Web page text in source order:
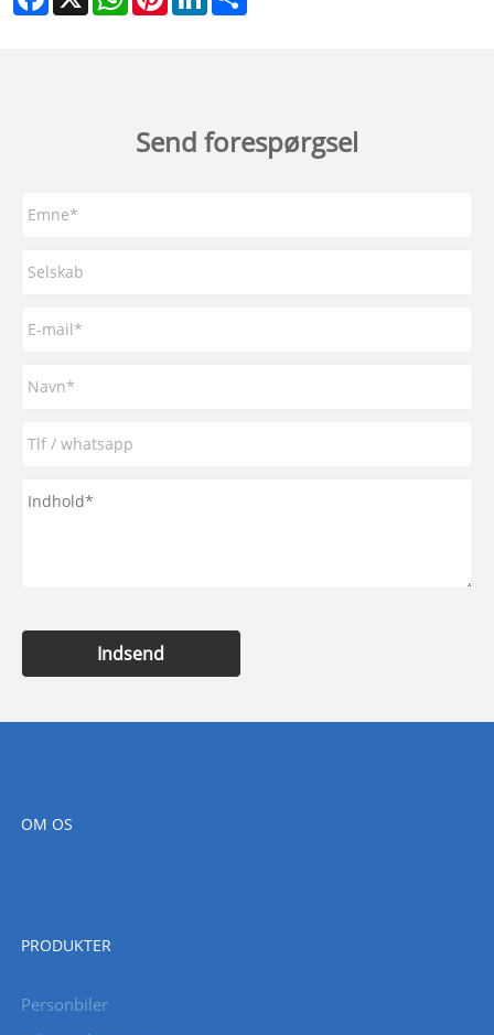
Send forespørgsel
Indsend
OM OS
PRODUKTER
Personbiler